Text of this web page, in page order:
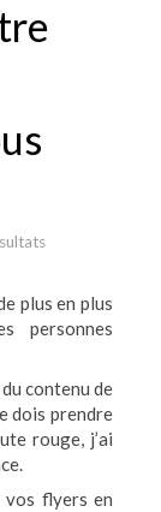
plus en plus
personnes
contenu de
dois prendre
rouge, j’ai
vos flyers en